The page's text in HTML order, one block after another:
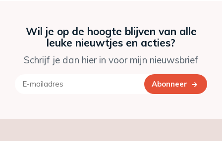
Wil je op de hoogte blijven van alle
leuke nieuwtjes en acties?
Schrijf je dan hier in voor mijn nieuwsbrief
Abonneer